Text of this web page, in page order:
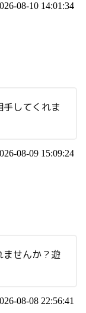
08-10 14:01:34
してくれま
08-09 15:09:24
ませんか？遊
08-08 22:56:41